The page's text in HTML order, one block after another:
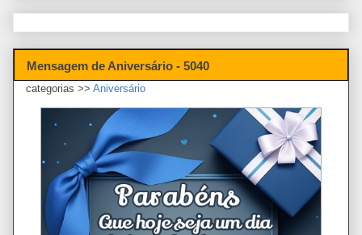
Mensagem de Aniversário - 5040
categorias >> Aniversário